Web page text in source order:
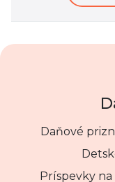
Daňové
Príspevky